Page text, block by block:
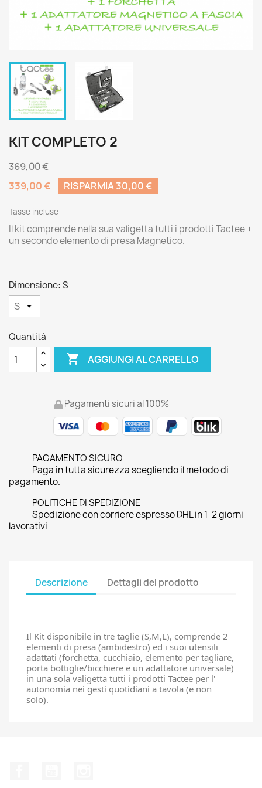
KIT COMPLETO 2
369,00 €
339,00 €
RISPARMIA 30,00 €
Tasse incluse
Il kit comprende nella sua valigetta tutti i prodotti Tactee +
un secondo elemento di presa Magnetico.
Dimensione: S
Quantità
 AGGIUNGI AL CARRELLO
Pagamenti sicuri al 100%
PAGAMENTO SICURO
Paga in tutta sicurezza scegliendo il metodo di
pagamento.
POLITICHE DI SPEDIZIONE
Spedizione con corriere espresso DHL in 1-2 giorni
lavorativi
Descrizione Dettagli del prodotto
Il Kit disponibile in tre taglie (S,M,L), comprende 2
elementi di presa (ambidestro) ed i suoi utensili
adattati (forchetta, cucchiaio, elemento per tagliare,
porta bottiglie/bicchiere e un adattatore universale)
in una sola valigetta tutti i prodotti Tactee per l'
autonomia nei gesti quotidiani a tavola (e non
solo).